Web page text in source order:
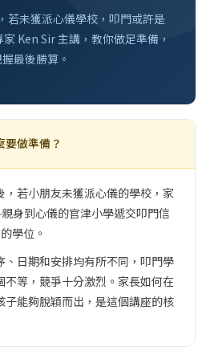
若未獲派心儀學校，叩門或許是
Ken Sir 主講，教你做足準備，
最後勝算。
要做準備？
，若小朋友未獲派心儀的學校，家
身到心儀的官津小學遞交叩門信
學位。
、日期和安排均有所不同，叩門學
不等，競爭十分激烈。家長如何在
子能夠脫穎而出，是這個講座的核